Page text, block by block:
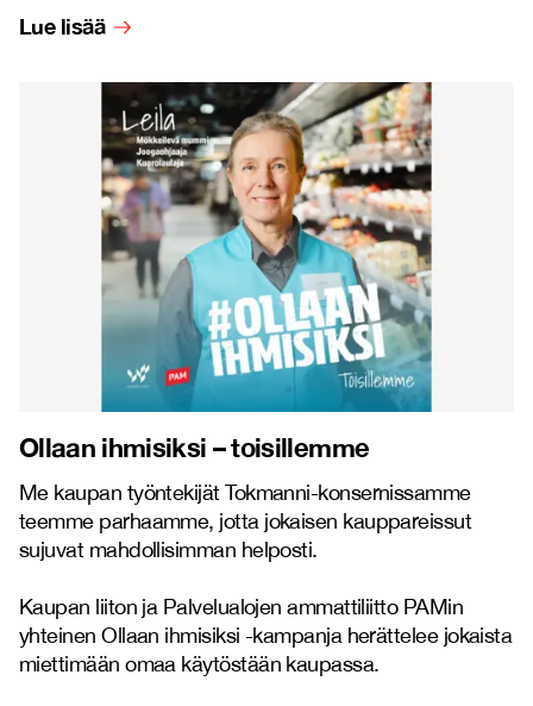
Lue lisää
Ollaan ihmisiksi – toisillemme
Me kaupan työntekijät Tokmanni-konsernissamme
teemme parhaamme, jotta jokaisen kauppareissut
sujuvat mahdollisimman helposti.
Kaupan liiton ja Palvelualojen ammattiliitto PAMin
yhteinen Ollaan ihmisiksi -kampanja herättelee jokaista
miettimään omaa käytöstään kaupassa.